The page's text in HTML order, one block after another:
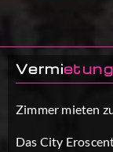
Vermietung
Zimmer mieten
Das City